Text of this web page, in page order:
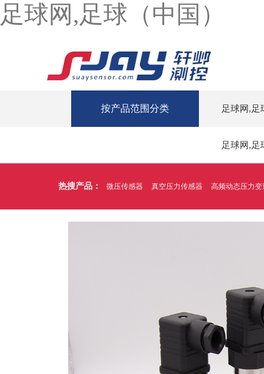
足球网,足球（中国）
按产品范围分类 足球网,足
足球网,足
热搜产品： 微压传感器 真空压力传感器 高频动态压力变